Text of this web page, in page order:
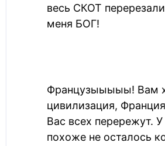
весь СКОТ
меня БОГ!
Французыыыыы! Вам
цивилизация,
Вас всех перережут.
похоже не осталось